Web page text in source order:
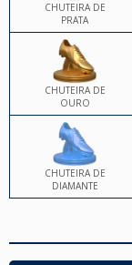
CHUTEIRA DE
PRATA
CHUTEIRA DE
OURO
CHUTEIRA DE
DIAMANTE